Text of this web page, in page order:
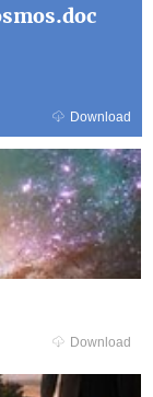
Download
Download